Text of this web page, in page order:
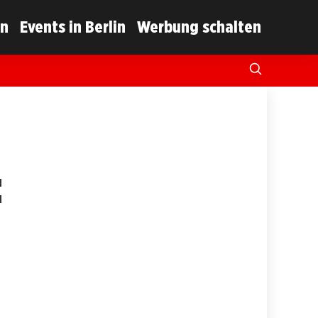
Events in Berlin Werbung schalten